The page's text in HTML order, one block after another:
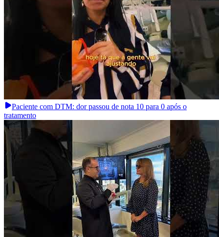
Paciente com DTM: dor passou de nota 10 para 0 após o
tratamento